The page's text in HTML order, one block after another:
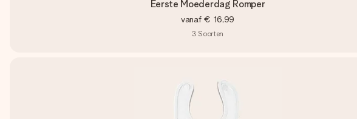
Eerste Moederdag Romper
vanaf € 16,99
3 Soorten